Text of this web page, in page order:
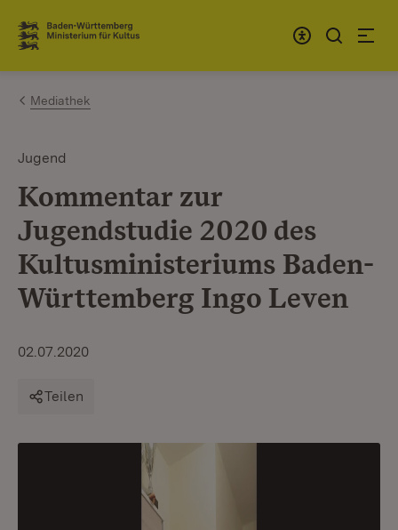
Zum Inhalt springen
Link zur Startseite
Mediathek
Jugend
Kommentar zur
Jugendstudie 2020 des
Kultusministeriums Baden-
Württemberg Ingo Leven
02.07.2020
Teilen